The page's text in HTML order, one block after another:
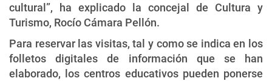
cultural”, ha explicado la concejal de Cultura y
Turismo, Rocío Cámara Pellón.
Para reservar las visitas, tal y como se indica en los
folletos digitales de información que se han
elaborado, los centros educativos pueden ponerse